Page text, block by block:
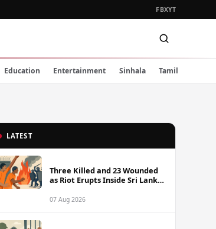
FBXYT
Education Entertainment Sinhala Tamil
LATEST
Three Killed and 23 Wounded
as Riot Erupts Inside Sri Lanka
07 Aug 2026